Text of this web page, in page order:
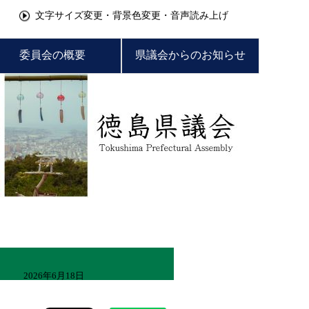
文字サイズ変更・背景色変更・音声読み上げ
委員会の概要 県議会からのお知らせ
2026年6月18日